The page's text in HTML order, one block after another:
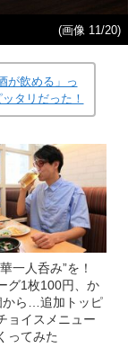
(画像 11/20)
が飲める」っ
タリだった！
一人呑み”を！
グ1枚100円、か
から…追加トッピ
ョイスメニュー
ってみた